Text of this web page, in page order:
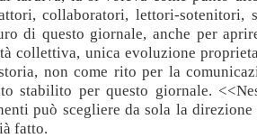
collaboratori, lettori-sotenitori,
di questo giornale, anche per
collettiva, unica evoluzione
non come rito per la
stabilito per questo giornale.
può scegliere da sola la
fatto.